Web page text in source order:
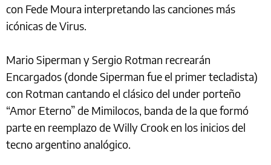
con Fede Moura interpretando las canciones más
icónicas de Virus.
Mario Siperman y Sergio Rotman recrearán
Encargados (donde Siperman fue el primer tecladista)
con Rotman cantando el clásico del under porteño
“Amor Eterno” de Mimilocos, banda de la que formó
parte en reemplazo de Willy Crook en los inicios del
tecno argentino analógico.